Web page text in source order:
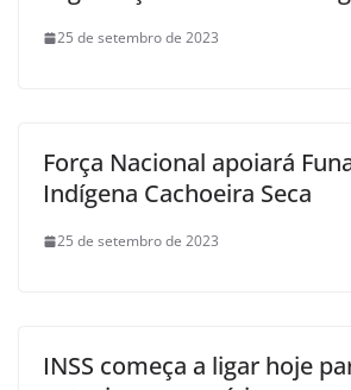
25 de setembro de 2023
Força Nacional apoiará
Indígena Cachoeira Seca
25 de setembro de 2023
INSS começa a ligar hoje